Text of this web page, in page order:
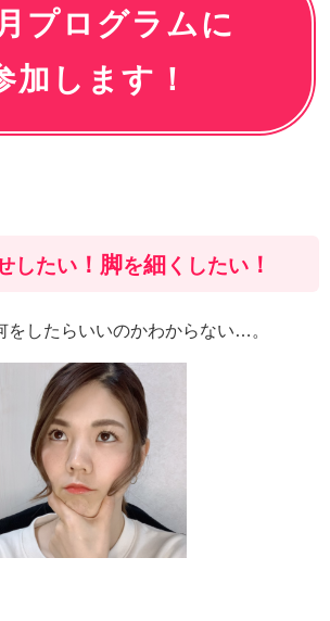
プログラムに
加します！
したい！脚を細 くしたい！
をしたらいいのかわからない…。